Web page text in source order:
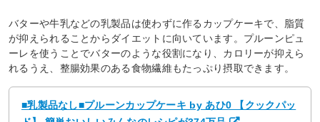
バターや牛乳などの乳製品は使わずに作るカップケーキで、脂質
が抑えられることからダイエットに向いています。プルーンピュ
ーレを使うことでバターのような役割になり、カロリーが抑えら
れるうえ、整腸効果のある食物繊維もたっぷり摂取できます。
■乳製品なし■プルーンカップケーキ by あひ0 【クックパッ